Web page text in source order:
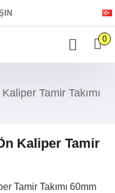
0
Tamir Takımı
Kaliper Tamir